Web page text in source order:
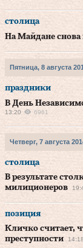
столица
На Майдане
Пятница, 8 августа
праздники
В День
13:20 6961
Четверг, 7 августа
столица
В результате
милиционеров
позиция
Кличко считает,
преступности
14:18